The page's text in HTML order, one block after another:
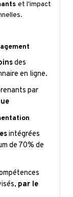
et l'impact
des
en ligne.
par
intégrées
de 70% de
par le